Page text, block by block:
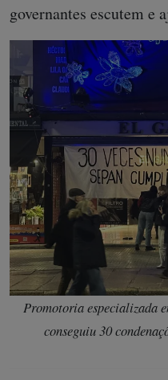
governantes escutem e
Promotoria especializada
conseguiu 30